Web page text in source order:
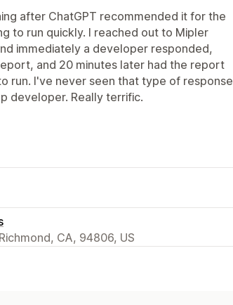
after ChatGPT recommended it for the
to run quickly. I reached out to Mipler
immediately a developer responded,
and 20 minutes later had the report
run. I've never seen that type of response
developer. Really terrific.
CA, 94806, US